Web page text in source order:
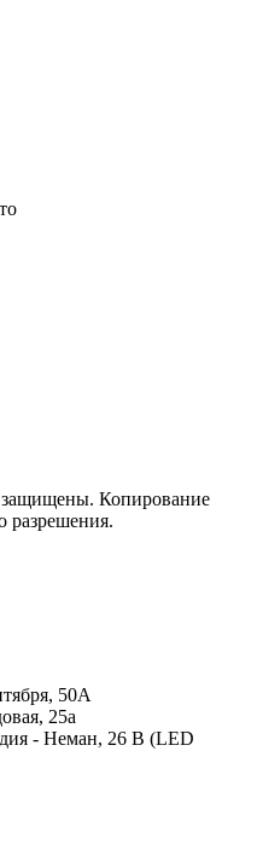
Копирование
разрешения.
50А
25а
- Неман, 26 В (LED